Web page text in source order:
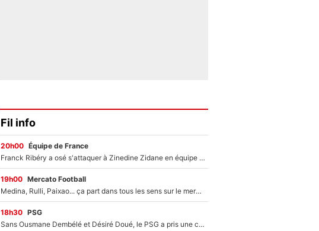
Fil info
20h00 Équipe de France
Franck Ribéry a osé s'attaquer à Zinedine Zidane en équipe de France : «Je n'aurais jamais fait ça»
19h00 Mercato Football
Medina, Rulli, Paixao... ça part dans tous les sens sur le mercato de l'OM : Frank McCourt va enfin récupérer l'argent qu'il attend ?
18h30 PSG
Sans Ousmane Dembélé et Désiré Doué, le PSG a pris une correction face à Majorque : Luis Enrique attend avec impatience des renforts !